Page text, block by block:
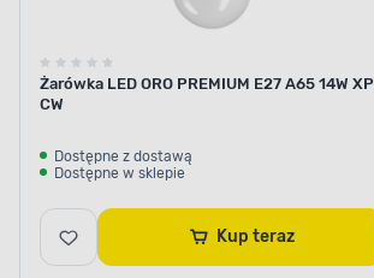
Żarówka LED ORO PREMIUM E27 A65 14W XP
CW
Dostępne z dostawą
Dostępne w sklepie
Kup teraz